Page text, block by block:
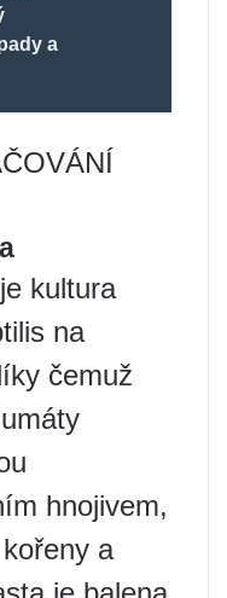
a
kultura
na
čemuž
hnojivem,
a